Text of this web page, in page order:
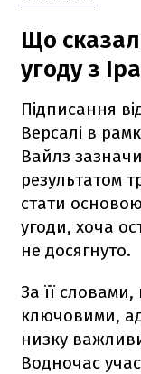
Що
угоду з
Підписання
Версалі в
Вайлз
результатом
стати
угоди, хоча
не досягнуто.
За її
ключовими,
низку
Водночас